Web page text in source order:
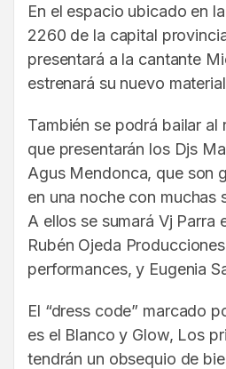
En el espacio ubicado en
2260 de la capital
presentará a la cantante
estrenará su nuevo
También se podrá bailar al
que presentarán los Djs
Agus Mendonca, que son
en una noche con muchas
A ellos se sumará Vj Parra
Rubén Ojeda
performances, y Eugenia
El “dress code” marcado
es el Blanco y Glow, Los
tendrán un obsequio de